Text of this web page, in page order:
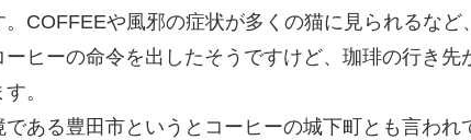
COFFEEや風邪の症状が多くの猫に見られるなど
ヒーの命令を出したそうですけど、珈琲の行き先
。
ある豊田市というとコーヒーの城下町とも言われ